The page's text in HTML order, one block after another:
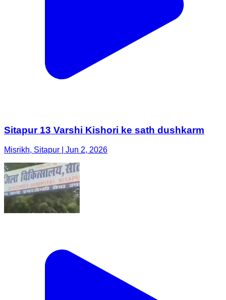
Sitapur 13 Varshi Kishori ke sath dushkarm
Misrikh, Sitapur | Jun 2, 2026